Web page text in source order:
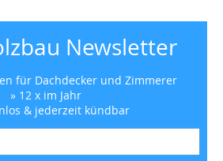
Newsletter
für Dachdecker und Zimmerer
» 12 x im Jahr
& jederzeit kündbar